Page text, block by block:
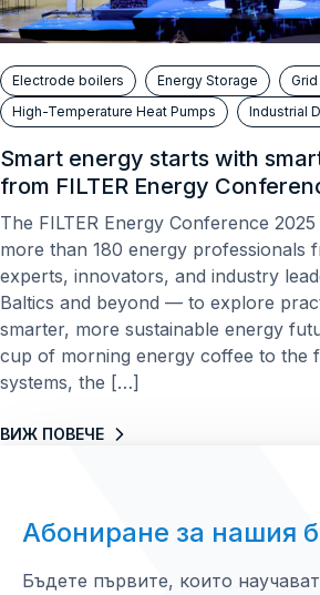
Electrode boilers Energy Storage
High-Temperature Heat Pumps
Industrial
Smart energy starts with
from FILTER Energy
The FILTER Energy Conference
more than 180 energy professionals
experts, innovators, and industry
Baltics and beyond — to explore
smarter, more sustainable energy
cup of morning energy coffee to the
systems, the […]
ВИЖ ПОВЕЧЕ
Абониране за нашия
Бъдете първите, които